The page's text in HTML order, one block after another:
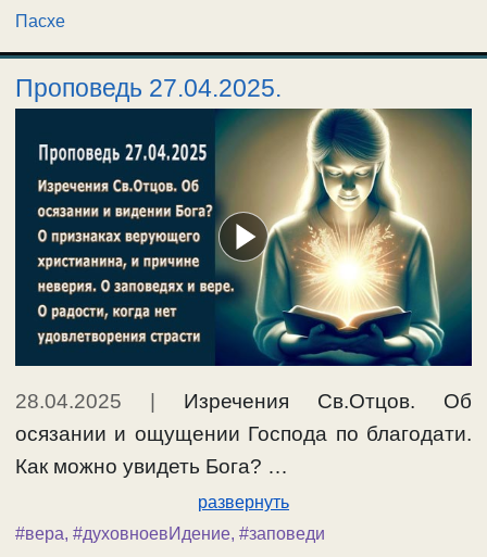
Пасхе
Проповедь 27.04.2025.
28.04.2025
Изречения Св.Отцов. Об
осязании и ощущении Господа по благодати.
Как можно увидеть Бога? …
развернуть
#вера, #духовноевИдение, #заповеди